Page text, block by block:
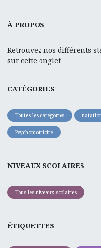
À PROPOS
Retrouvez nos différents
sur cette onglet.
CATÉGORIES
Toutes les catégories natation
Psychomotricité
NIVEAUX SCOLAIRES
Tous les niveaux scolaires
ÉTIQUETTES